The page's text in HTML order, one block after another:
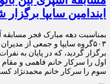
ایندامین سایپا برگزار
بمناسبت دهه مبارک فجر
۵۰۳گروه سایپا و جمعی از
برگزار گردید، که در پایان به
اول را سرکار خانم فاهمی و
سوم را سرکار خانم محمدنژاد